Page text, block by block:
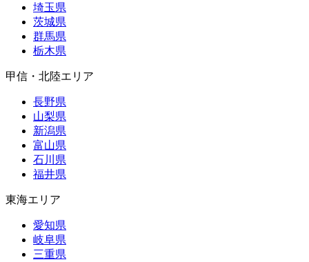
埼玉県
茨城県
群馬県
栃木県
甲信・北陸エリア
長野県
山梨県
新潟県
富山県
石川県
福井県
東海エリア
愛知県
岐阜県
三重県